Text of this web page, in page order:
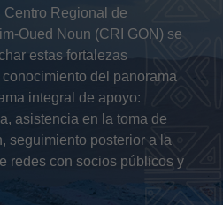
Regional de
Oued Noun (CRI GON) se
estas fortalezas
del panorama
integral de apoyo:
asistencia en la toma de
seguimiento posterior a la
redes con socios públicos y